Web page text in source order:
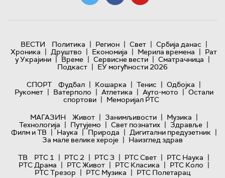
ВЕСТИ Политика | Регион | Свет | Србија данас |
Хроника | Друштво | Економија | Мерила времена | Рат
у Украјини | Време | Сервисне вести | Сматрачница |
Подкаст | ЕУ могућности 2026
СПОРТ
Фудбал | Кошарка | Тенис | Одбојка |
Рукомет | Ватерполо | Атлетика | Ауто-мото | Остали
спортови | Меморијал РТС
МАГАЗИН
Живот | Занимљивости | Музика |
Технологијa | Путујемо | Свет познатих | Здравље |
Филм и ТВ | Наука | Природа | Дигитални предузетник |
За мале велике хероје | Наизглед здрав
ТВ
РТС 1 | РТС 2 | РТС 3 | РТС Свет | РТС Наука |
РТС Драма | РТС Живот | РТС Класика | РТС Коло |
РТС Трезор | РТС Музика | РТС Полетарац